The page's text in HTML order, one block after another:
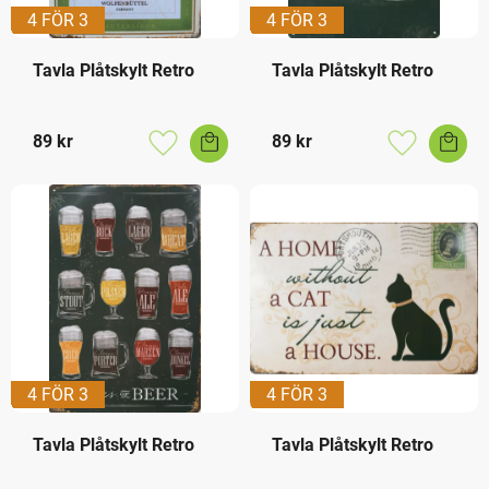
4 FÖR 3
Tavla Plåtskylt Retro
89 kr
Lägg till i favoriter
4 FÖR 3
Tavla Plåtskylt Retro
89 kr
Lägg till i
4 FÖR 3
Tavla Plåtskylt Retro
4 FÖR 3
Tavla Plåtskylt Retro